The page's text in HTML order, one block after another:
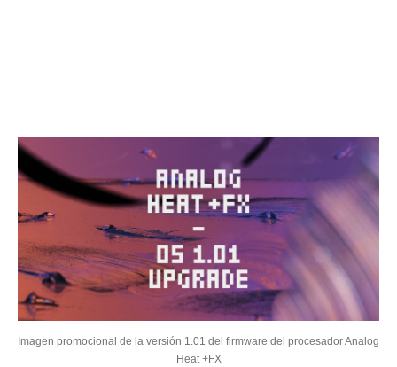
Imagen promocional de la versión 1.01 del firmware del procesador Analog
Heat +FX